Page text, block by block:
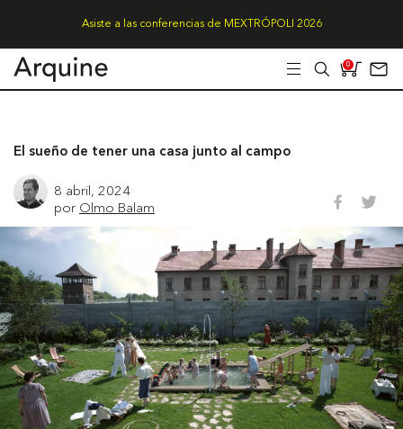
Asiste a las conferencias de MEXTRÓPOLI 2026
0
El sueño de tener una casa junto al campo
8 abril, 2024
por Olmo Balam